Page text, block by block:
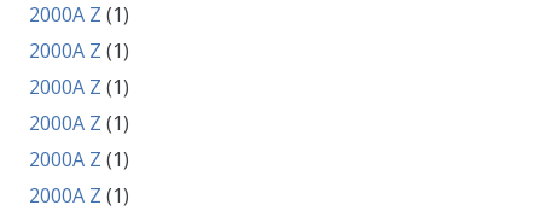
2000A Z (1)
2000A Z (1)
2000A Z (1)
2000A Z (1)
2000A Z (1)
2000A Z (1)